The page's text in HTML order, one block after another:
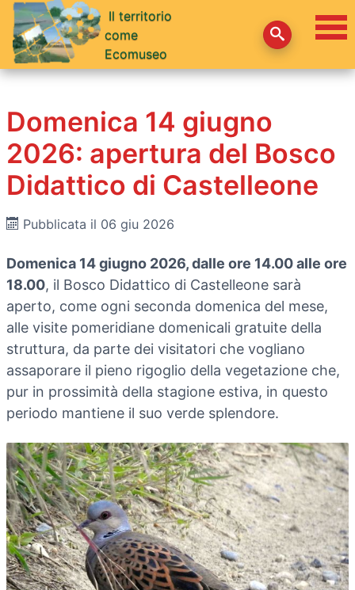
Il territorio
come
Ecomuseo
Domenica 14 giugno
2026: apertura del Bosco
Didattico di Castelleone
Pubblicata il 06 giu 2026
Domenica 14 giugno 2026, dalle ore 14.00 alle ore
18.00, il Bosco Didattico di Castelleone sarà
aperto, come ogni seconda domenica del mese,
alle visite pomeridiane domenicali gratuite della
struttura, da parte dei visitatori che vogliano
assaporare il pieno rigoglio della vegetazione che,
pur in prossimità della stagione estiva, in questo
periodo mantiene il suo verde splendore.